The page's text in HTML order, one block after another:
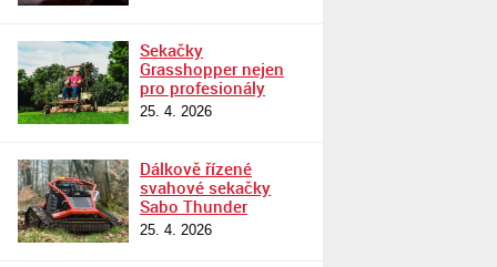
Sekačky
Grasshopper nejen
pro profesionály
25. 4. 2026
Dálkově řízené
svahové sekačky
Sabo Thunder
25. 4. 2026